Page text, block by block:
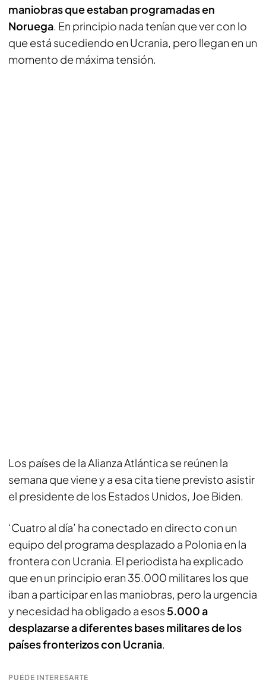
maniobras que estaban programadas en
Noruega. En principio nada tenían que ver con lo
que está sucediendo en Ucrania, pero llegan en un
momento de máxima tensión.
Los países de la Alianza Atlántica se reúnen la
semana que viene y a esa cita tiene previsto asistir
el presidente de los Estados Unidos, Joe Biden.
‘Cuatro al día’ ha conectado en directo con un
equipo del programa desplazado a Polonia en la
frontera con Ucrania. El periodista ha explicado
que en un principio eran 35.000 militares los que
iban a participar en las maniobras, pero la urgencia
y necesidad ha obligado a esos 5.000 a
desplazarse a diferentes bases militares de los
países fronterizos con Ucrania.
PUEDE INTERESARTE